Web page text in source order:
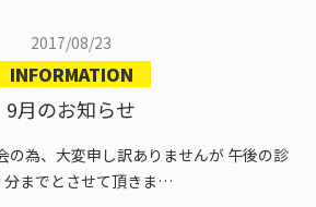
交通事故治療
スポーツ外傷・障害
物理療法の分類
当院案内
2017/08/23
INFORMATION
9月のお知らせ
の為、大変申し訳ありませんが 午後の診
分までとさせて頂きま…